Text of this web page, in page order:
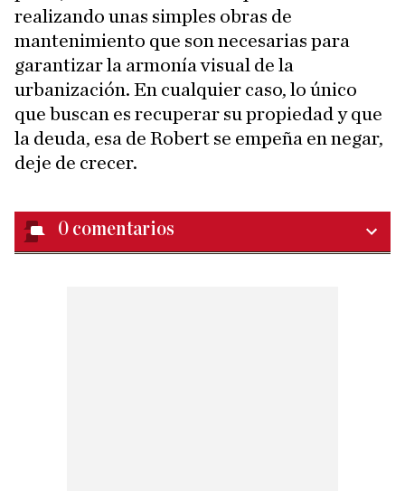
realizando unas simples obras de
mantenimiento que son necesarias para
garantizar la armonía visual de la
urbanización. En cualquier caso, lo único
que buscan es recuperar su propiedad y que
la deuda, esa de Robert se empeña en negar,
deje de crecer.
0 comentarios